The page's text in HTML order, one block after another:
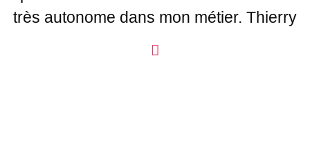
très autonome dans mon métier. Thierry